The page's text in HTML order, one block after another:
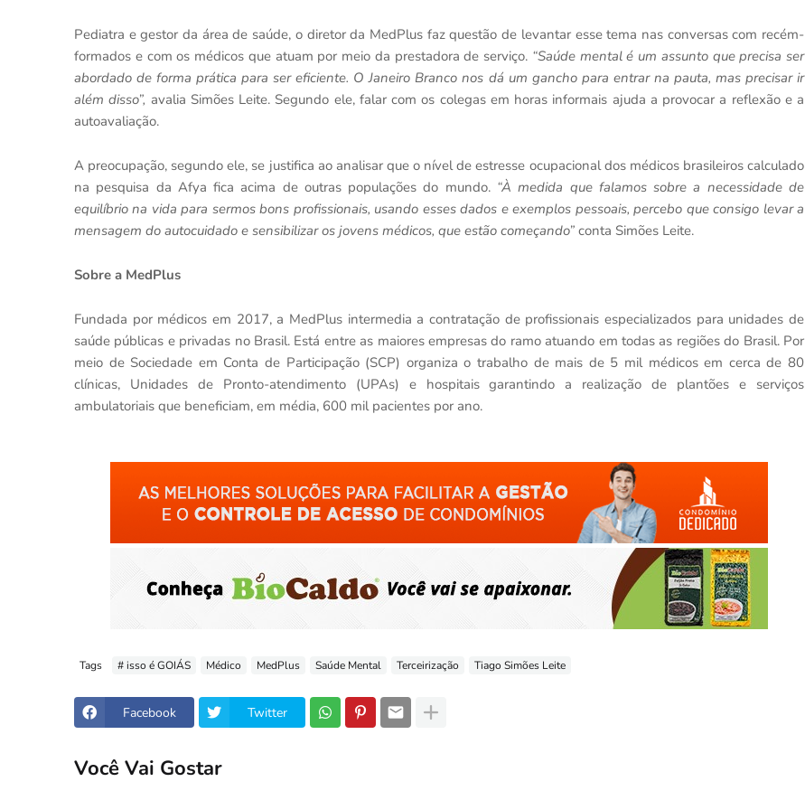
Pediatra e gestor da área de saúde, o diretor da MedPlus faz questão de levantar esse tema nas conversas com recém-
formados e com os médicos que atuam por meio da prestadora de serviço. “Saúde mental é um assunto que precisa ser
abordado de forma prática para ser eficiente. O Janeiro Branco nos dá um gancho para entrar na pauta, mas precisar ir
além disso”, avalia Simões Leite. Segundo ele, falar com os colegas em horas informais ajuda a provocar a reflexão e a
autoavaliação.
A preocupação, segundo ele, se justifica ao analisar que o nível de estresse ocupacional dos médicos brasileiros calculado
na pesquisa da Afya fica acima de outras populações do mundo. “À medida que falamos sobre a necessidade de
equilíbrio na vida para sermos bons profissionais, usando esses dados e exemplos pessoais, percebo que consigo levar a
mensagem do autocuidado e sensibilizar os jovens médicos, que estão começando” conta Simões Leite.
Sobre a MedPlus
Fundada por médicos em 2017, a MedPlus intermedia a contratação de profissionais especializados para unidades de
saúde públicas e privadas no Brasil. Está entre as maiores empresas do ramo atuando em todas as regiões do Brasil. Por
meio de Sociedade em Conta de Participação (SCP) organiza o trabalho de mais de 5 mil médicos em cerca de 80
clínicas, Unidades de Pronto-atendimento (UPAs) e hospitais garantindo a realização de plantões e serviços
ambulatoriais que beneficiam, em média, 600 mil pacientes por ano.
Tags # isso é GOIÁS Médico MedPlus Saúde Mental Terceirização Tiago Simões Leite
Facebook Twitter
Você Vai Gostar